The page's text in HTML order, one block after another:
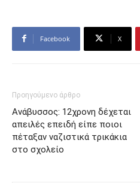
Facebook X
Προηγούμενο άρθρο
Ανάβυσσος: 12χρονη δέχεται
απειλές επειδή είπε ποιοι
πέταξαν ναζιστικά τρικάκια
στο σχολείο